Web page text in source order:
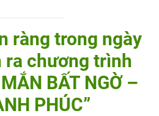
ràng trong ngày
ra chương trình
BẤT NGỜ –
PHÚC”